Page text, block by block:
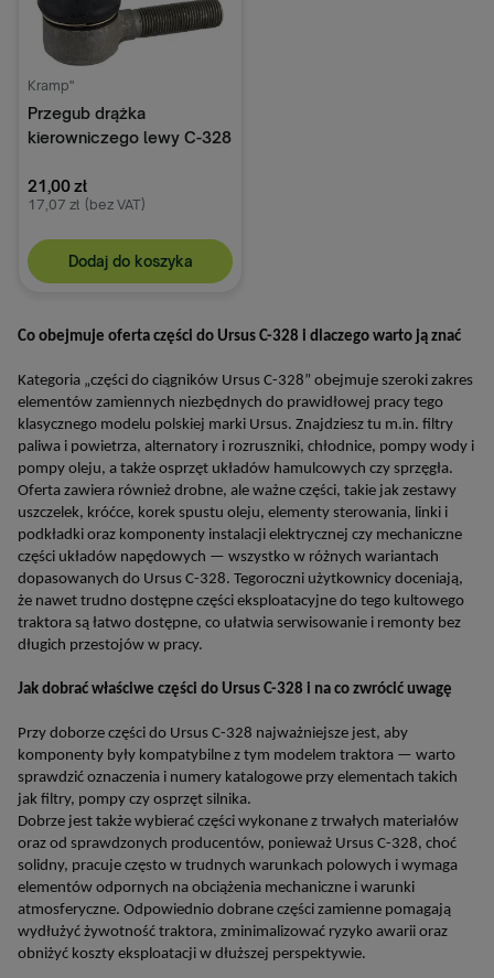
Kramp"
Przegub drążka
kierowniczego lewy C-328
21,00 zł
17,07 zł (bez VAT)
Dodaj do koszyka
Co obejmuje oferta części do Ursus C-328 i dlaczego warto ją znać
Kategoria „części do ciągników Ursus C-328” obejmuje szeroki zakres
elementów zamiennych niezbędnych do prawidłowej pracy tego
klasycznego modelu polskiej marki Ursus. Znajdziesz tu m.in. filtry
paliwa i powietrza, alternatory i rozruszniki, chłodnice, pompy wody i
pompy oleju, a także osprzęt układów hamulcowych czy sprzęgła.
Oferta zawiera również drobne, ale ważne części, takie jak zestawy
uszczelek, króćce, korek spustu oleju, elementy sterowania, linki i
podkładki oraz komponenty instalacji elektrycznej czy mechaniczne
części układów napędowych — wszystko w różnych wariantach
dopasowanych do Ursus C-328. Tegoroczni użytkownicy doceniają,
że nawet trudno dostępne części eksploatacyjne do tego kultowego
traktora są łatwo dostępne, co ułatwia serwisowanie i remonty bez
długich przestojów w pracy.
Jak dobrać właściwe części do Ursus C-328 i na co zwrócić uwagę
Przy doborze części do Ursus C-328 najważniejsze jest, aby
komponenty były kompatybilne z tym modelem traktora — warto
sprawdzić oznaczenia i numery katalogowe przy elementach takich
jak filtry, pompy czy osprzęt silnika.
Dobrze jest także wybierać części wykonane z trwałych materiałów
oraz od sprawdzonych producentów, ponieważ Ursus C-328, choć
solidny, pracuje często w trudnych warunkach polowych i wymaga
elementów odpornych na obciążenia mechaniczne i warunki
atmosferyczne. Odpowiednio dobrane części zamienne pomagają
wydłużyć żywotność traktora, zminimalizować ryzyko awarii oraz
obniżyć koszty eksploatacji w dłuższej perspektywie.